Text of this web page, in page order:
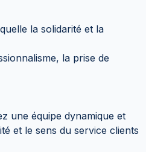
la solidarité et la
la prise de
une équipe dynamique et
et le sens du service clients